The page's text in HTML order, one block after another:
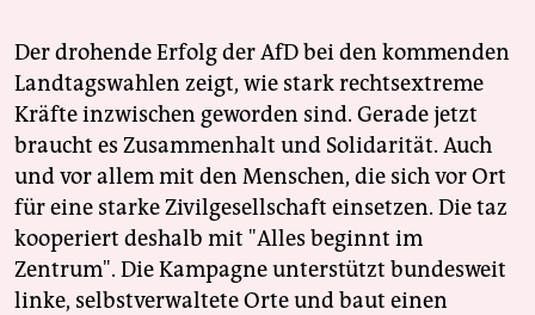
Der drohende Erfolg der AfD bei den kommenden
Landtagswahlen zeigt, wie stark rechtsextreme
Kräfte inzwischen geworden sind. Gerade jetzt
braucht es Zusammenhalt und Solidarität. Auch
und vor allem mit den Menschen, die sich vor Ort
für eine starke Zivilgesellschaft einsetzen. Die taz
kooperiert deshalb mit "Alles beginnt im
Zentrum". Die Kampagne unterstützt bundesweit
linke, selbstverwaltete Orte und baut einen